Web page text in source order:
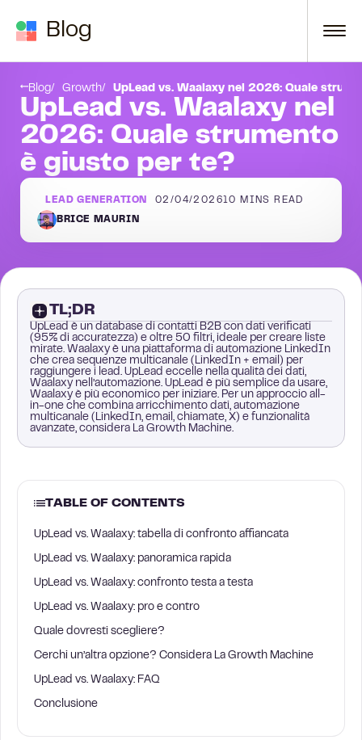
Blog
Blog Growth UpLead vs. Waalaxy nel 2026: Quale
UpLead vs. Waalaxy nel
2026: Quale strumento
è giusto per te?
LEAD GENERATION 02/04/202610 MINS READ
BRICE MAURIN
TL;DR
UpLead è un database di contatti B2B con dati verificati
(95% di accuratezza) e oltre 50 filtri, ideale per creare liste
mirate. Waalaxy è una piattaforma di automazione LinkedIn
che crea sequenze multicanale (LinkedIn + email) per
raggiungere i lead. UpLead eccelle nella qualità dei dati,
Waalaxy nell’automazione. UpLead è più semplice da usare,
Waalaxy è più economico per iniziare. Per un approccio all-
in-one che combina arricchimento dati, automazione
multicanale (LinkedIn, email, chiamate, X) e funzionalità
avanzate, considera La Growth Machine.
TABLE OF CONTENTS
UpLead vs. Waalaxy: tabella di confronto affiancata
UpLead vs. Waalaxy: panoramica rapida
UpLead vs. Waalaxy: confronto testa a testa
UpLead vs. Waalaxy: pro e contro
Quale dovresti scegliere?
Cerchi un’altra opzione? Considera La Growth Machine
UpLead vs. Waalaxy: FAQ
Conclusione